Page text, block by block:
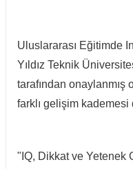
Uluslararası Eğitimde
Yıldız Teknik
tarafından
farklı gelişim kademesi
"IQ, Dikkat ve Yetenek